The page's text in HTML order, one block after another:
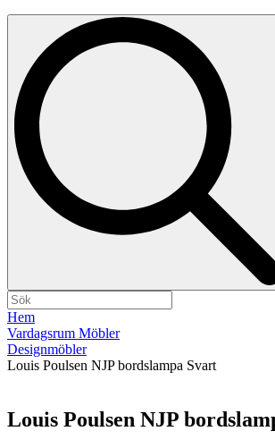
Hem
Vardagsrum Möbler
Designmöbler
Louis Poulsen NJP bordslampa Svart
Louis Poulsen NJP